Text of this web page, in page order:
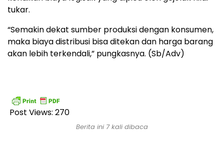
tukar.
“Semakin dekat sumber produksi dengan konsumen,
maka biaya distribusi bisa ditekan dan harga barang
akan lebih terkendali,” pungkasnya. (Sb/Adv)
Post Views: 270
Berita ini 7 kali dibaca